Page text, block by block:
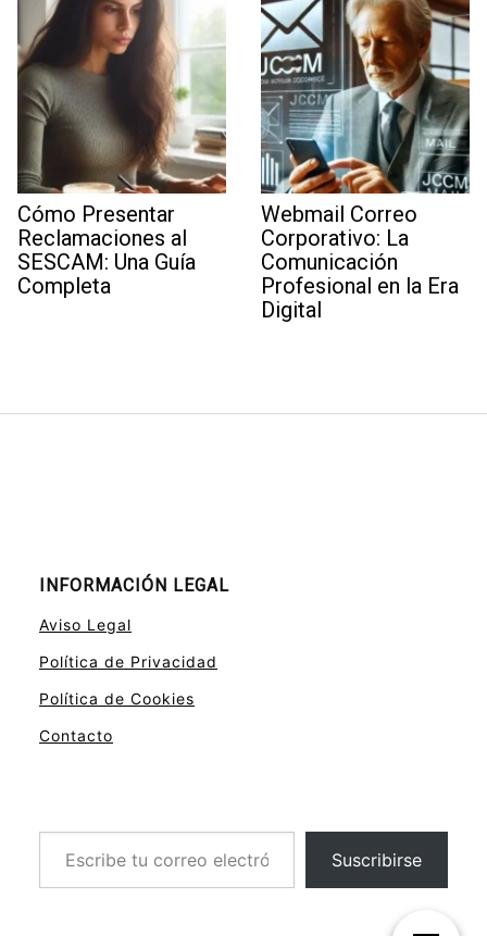
Cómo Presentar
Reclamaciones al
SESCAM: Una Guía
Completa
Webmail Correo
Corporativo: La
Comunicación
Profesional en la Era
Digital
INFORMACIÓN LEGAL
Aviso Legal
Política de Privacidad
Política de Cookies
Contacto
Escribe tu correo electrónico…
Suscribirse